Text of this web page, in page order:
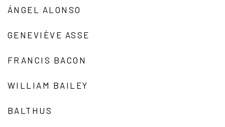
ÁNGEL ALONSO
GENEVIÈVE ASSE
FRANCIS BACON
WILLIAM BAILEY
BALTHUS